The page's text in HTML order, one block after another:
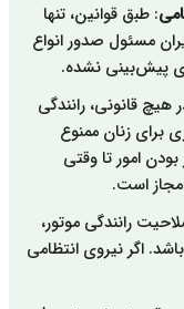
: طبق قوانین، تنها
مسئول صدور انواع
پیش‌بینی نشده.
هیچ قانونی، رانندگی
برای زنان ممنوع
امور تا وقتی
مجاز است.
رانندگی موتور،
اگر نیروی انتظامی